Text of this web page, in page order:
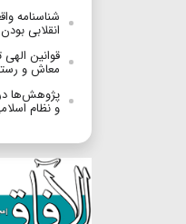
شناسنامه
انقلابی بودن
معاش و
پژوهش‌ها
و نظام